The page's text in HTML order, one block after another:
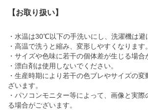
【お取り扱い】
・水温は30℃以下の手洗いにし、洗濯機は避
・高温で洗うと縮み、変形しやすくなります。
・サイズや色味に若干の個体差が生じる場合
・漂白剤は使用しないでください。
・生産時期により若干の色ブレやサイズの
ざいます。
・パソコンモニター等によって、画像と実
る場合がございます。